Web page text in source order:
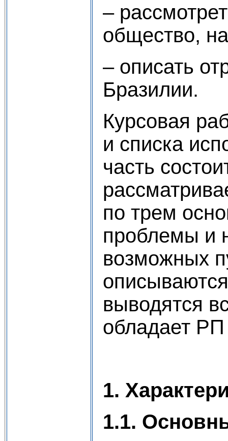
–
общество,
– описать
Бразилии.
Курсовая
и списка
часть
по трем
проблемы и
возможных
выводятся
обладает
1.
1.1.